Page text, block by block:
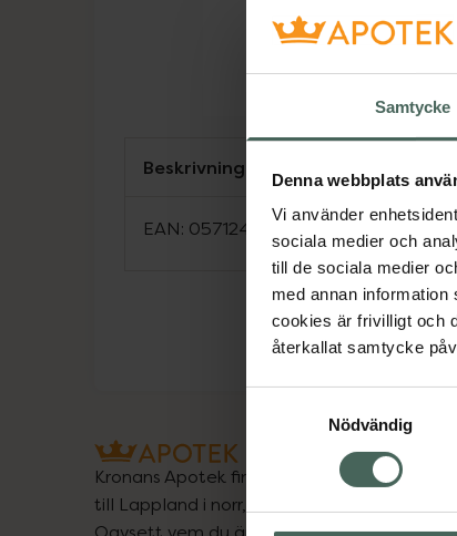
Samtycke
Denna webbplats
Vi använder
sociala medier och
till de sociala medier
med annan
cookies är frivilligt och
återkallat samtycke
Nödvändig
Beskrivning
EAN: 05712440023314
Kronans Apotek finns här för dig. Du hittar
till Lappland i norr, och online i mobilen och
Oavsett vem du är så är det vårt uppdrag